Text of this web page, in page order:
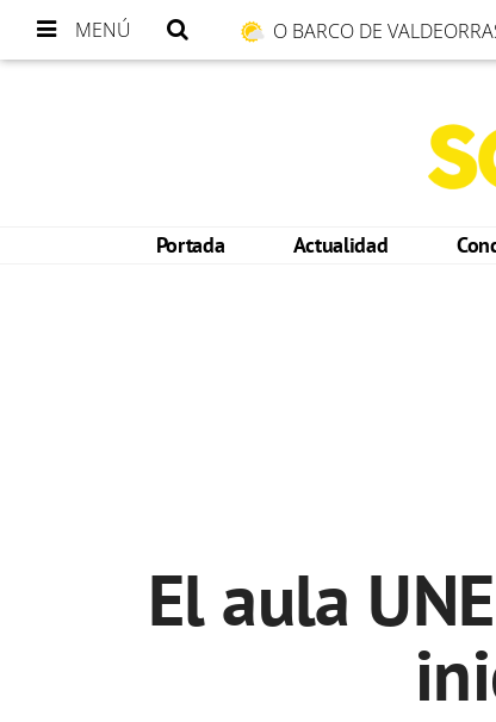
MENÚ O BARCO DE
Portada Actualidad
El aula